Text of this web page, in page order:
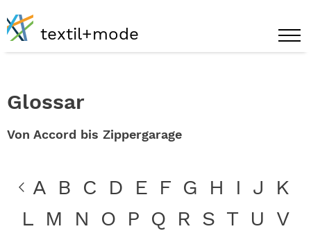
textil+mode
Glossar
Von Accord bis Zippergarage
A B C D E F G H I J
K
L M N O P Q R S T U V